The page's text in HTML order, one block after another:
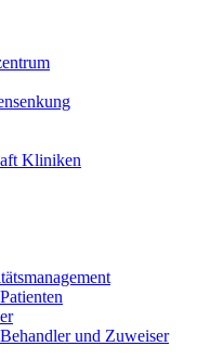
Kliniken
und Zuweiser